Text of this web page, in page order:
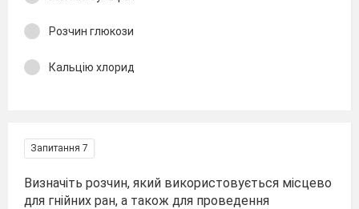
Розчин глюкози
Кальцію хлорид
Запитання 7
Визначіть розчин, який використовується місцево
для гнійних ран, а також для проведення